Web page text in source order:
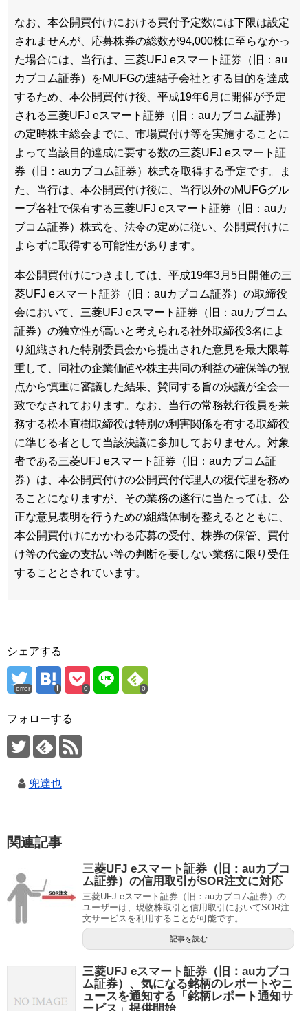
なお、本公開買付けにおける買付予定数には下限は設定
されませんが、応募株券の総数が94,000株に至らなかっ
た場合には、当行は、三菱UFJ eスマート証券（旧：au
カブコム証券）をMUFGの連結子会社とする目的を達成
するため、本公開買付け後、平成19年6月に開催が予定
される三菱UFJ eスマート証券（旧：auカブコム証券）
の定時株主総会までに、市場買付け等を実施することに
よって当該目的達成に要する数の三菱UFJ eスマート証
券（旧：auカブコム証券）株式を取得する予定です。ま
た、当行は、本公開買付け後に、当行以外のMUFGグル
ープ各社で保有する三菱UFJ eスマート証券（旧：auカ
ブコム証券）株式を、法令の定めに従い、公開買付けに
よらずに取得する可能性があります。
本公開買付けにつきましては、平成19年3月5日開催の三
菱UFJ eスマート証券（旧：auカブコム証券）の取締役
会において、三菱UFJ eスマート証券（旧：auカブコム
証券）の独立性が高いと考えられる社外取締役3名によ
り組織された特別委員会から提出された意見を最大限尊
重して、同社の企業価値や株主共同の利益の確保等の観
点から慎重に審議した結果、賛同する旨の決議が全会一
致でなされております。なお、当行の常務執行役員を兼
務する松本直樹取締役は特別の利害関係を有する取締役
に準じる者として当該決議に参加しておりません。対象
者である三菱UFJ eスマート証券（旧：auカブコム証
券）は、本公開買付けの公開買付代理人の復代理を務め
ることになりますが、その業務の遂行に当たっては、公
正な意見表明を行うための組織体制を整えるとともに、
本公開買付けにかかわる応募の受付、株券の保管、買付
け等の代金の支払い等の判断を要しない業務に限り受任
することとされています。
シェアする
error 0 0
フォローする
兜達也
関連記事
三菱UFJ eスマート証券（旧：auカブコ
ム証券）の信用取引がSOR注文に対応
三菱UFJ eスマート証券（旧：auカブコム証券）の
ユーザーは、現物株取引と信用取引においてSOR注
文サービスを利用することが可能です。...
記事を読む
三菱UFJ eスマート証券（旧：auカブコ
ム証券）、気になる銘柄のレポートやニ
ュースを通知する「銘柄レポート通知サ